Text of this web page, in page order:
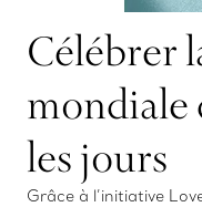
Célébrer
mondiale
les jours
Grâce à l’initiative